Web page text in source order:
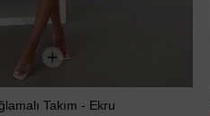
Takım - Ekru